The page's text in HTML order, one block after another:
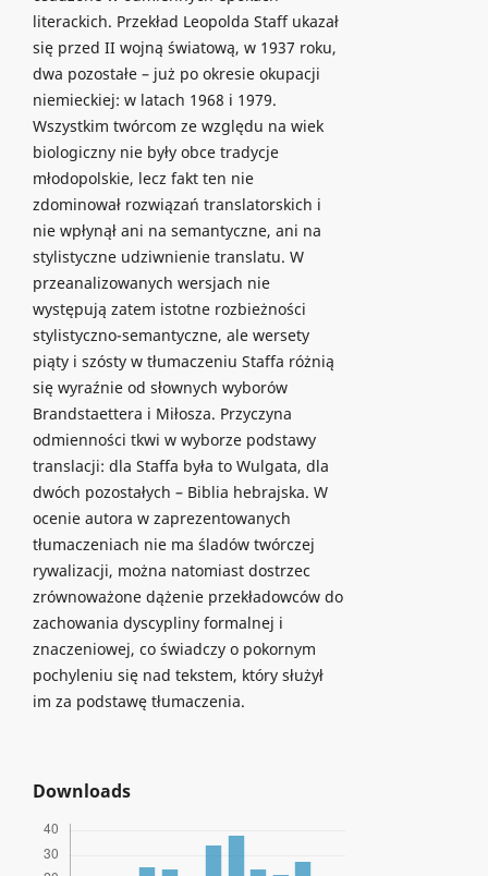
literackich. Przekład Leopolda Staff ukazał
się przed II wojną światową, w 1937 roku,
dwa pozostałe – już po okresie okupacji
niemieckiej: w latach 1968 i 1979.
Wszystkim twórcom ze względu na wiek
biologiczny nie były obce tradycje
młodopolskie, lecz fakt ten nie
zdominował rozwiązań translatorskich i
nie wpłynął ani na semantyczne, ani na
stylistyczne udziwnienie translatu. W
przeanalizowanych wersjach nie
występują zatem istotne rozbieżności
stylistyczno-semantyczne, ale wersety
piąty i szósty w tłumaczeniu Staffa różnią
się wyraźnie od słownych wyborów
Brandstaettera i Miłosza. Przyczyna
odmienności tkwi w wyborze podstawy
translacji: dla Staffa była to Wulgata, dla
dwóch pozostałych – Biblia hebrajska. W
ocenie autora w zaprezentowanych
tłumaczeniach nie ma śladów twórczej
rywalizacji, można natomiast dostrzec
zrównoważone dążenie przekładowców do
zachowania dyscypliny formalnej i
znaczeniowej, co świadczy o pokornym
pochyleniu się nad tekstem, który służył
im za podstawę tłumaczenia.
Downloads